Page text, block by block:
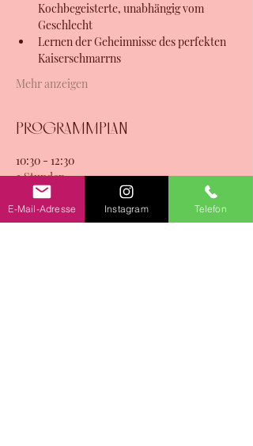
Kochbegeisterte, unabhängig vom
Geschlecht
Lernen der Geheimnisse des perfekten
Kaiserschmarrns
Mehr anzeigen
Programmplan
10:30 - 12:30
2 Stunden
Sound of Kaiserschmarrn
Staldenhof 18, 6014 Luzern
E-Mail-Adresse Instagram Telefon